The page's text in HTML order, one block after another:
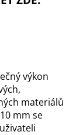
výkon
materiálů
mm se